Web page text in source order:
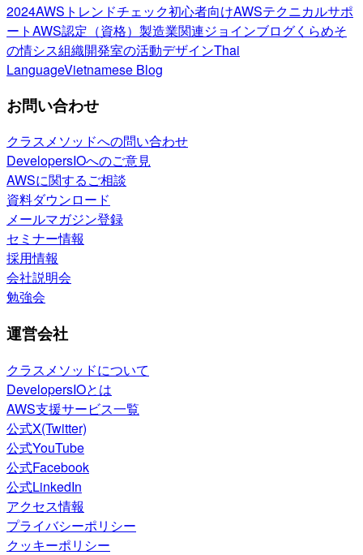
2024AWSトレンドチェック初心者向けAWSテクニカルサポ
ートAWS認定（資格） 製造業関連ジョインブログくらめそ
の情シス組織開発室の活動デザインThai
LanguageVietnamese Blog
お問い合わせ
クラスメソッドへの問い合わせ
DevelopersIOへのご意見
AWSに関するご相談
資料ダウンロード
メールマガジン登録
セミナー情報
採用情報
会社説明会
勉強会
運営会社
クラスメソッドについて
DevelopersIOとは
AWS支援サービス一覧
公式X(Twitter)
公式YouTube
公式Facebook
公式LinkedIn
アクセス情報
プライバシーポリシー
クッキーポリシー